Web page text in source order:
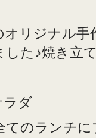
リジナル手
した♪焼き
ラダ
てのランチ